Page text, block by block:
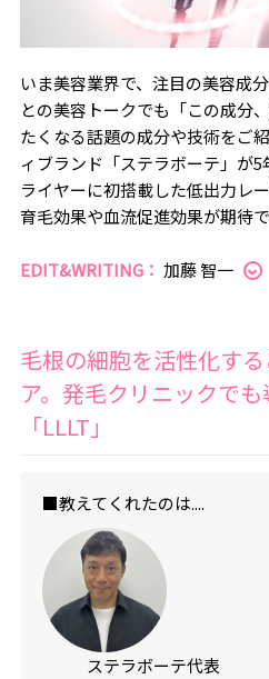
いま美容業界で、注目の美容成
との美容トークでも「この成分
たくなる話題の成分や技術をご
ィブランド「ステラボーテ」が
ライヤーに初搭載した低出力レ
育毛効果や血流促進効果が期待
EDIT&WRITING： 加藤 智一
毛根の細胞を活性化す
ア。発毛クリニックで
「LLLT」
■教えてくれたのは....
ステラボーテ代表